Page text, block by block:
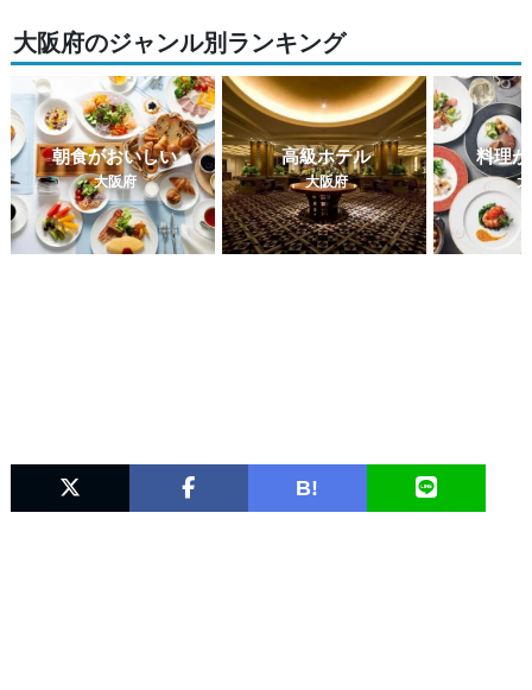
大阪府のジャンル別ランキング
朝食がおいしい
大阪府
高級ホテル
大阪府
料理
B!